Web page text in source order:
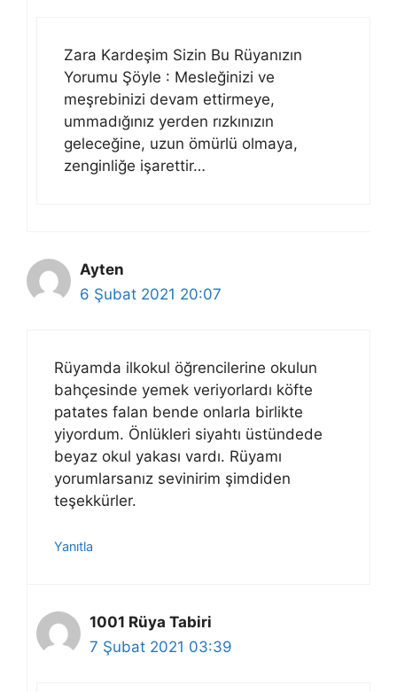
Zara Kardeşim Sizin Bu Rüyanızın
Yorumu Şöyle : Mesleğinizi ve
meşrebinizi devam ettirmeye,
ummadığınız yerden rızkınızın
geleceğine, uzun ömürlü olmaya,
zenginliğe işarettir…
Ayten
6 Şubat 2021 20:07
Rüyamda ilkokul öğrencilerine okulun
bahçesinde yemek veriyorlardı köfte
patates falan bende onlarla birlikte
yiyordum. Önlükleri siyahtı üstündede
beyaz okul yakası vardı. Rüyamı
yorumlarsanız sevinirim şimdiden
teşekkürler.
Yanıtla
1001 Rüya Tabiri
7 Şubat 2021 03:39